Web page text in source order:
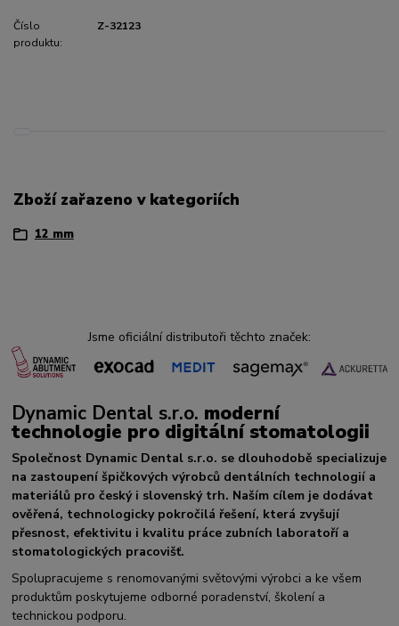
Číslo
produktu:
Z-32123
Zboží zařazeno v kategoriích
12 mm
Jsme oficiální distributoři těchto značek:
Dynamic Dental s.r.o. moderní
technologie pro digitální stomatologii
Společnost Dynamic Dental s.r.o. se dlouhodobě specializuje
na zastoupení špičkových výrobců dentálních technologií a
materiálů pro český i slovenský trh. Naším cílem je dodávat
ověřená, technologicky pokročilá řešení, která zvyšují
přesnost, efektivitu i kvalitu práce zubních laboratoří a
stomatologických pracovišť.
Spolupracujeme s renomovanými světovými výrobci a ke všem
produktům poskytujeme odborné poradenství, školení a
technickou podporu.